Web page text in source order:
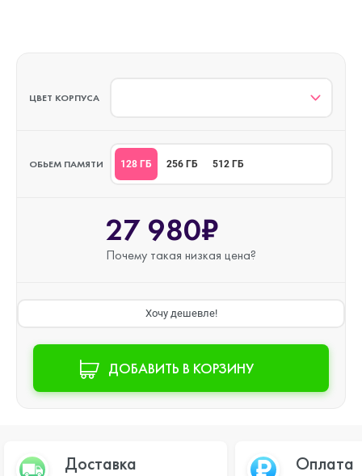
ЦВЕТ КОРПУСА
ОБЬЕМ ПАМЯТИ 128 ГБ 256 ГБ 512 ГБ
27 980₽
Почему такая низкая цена?
Хочу дешевле!
ДОБАВИТЬ В КОРЗИНУ
Доставка Оплата